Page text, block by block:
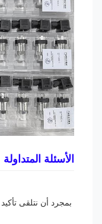
الأسئلة المتداولة
بمجرد أن نتلقى تأكيد